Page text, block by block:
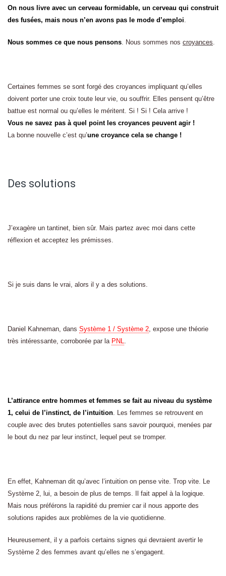
On nous livre avec un cerveau formidable, un cerveau qui construit
des fusées, mais nous n’en avons pas le mode d’emploi.
Nous sommes ce que nous pensons. Nous sommes nos croyances.
Certaines femmes se sont forgé des croyances impliquant qu’elles
doivent porter une croix toute leur vie, ou souffrir. Elles pensent qu’être
battue est normal ou qu’elles le méritent. Si ! Si ! Cela arrive !
Vous ne savez pas à quel point les croyances peuvent agir !
La bonne nouvelle c’est qu’une croyance cela se change !
Des solutions
J’exagère un tantinet, bien sûr. Mais partez avec moi dans cette
réflexion et acceptez les prémisses.
Si je suis dans le vrai, alors il y a des solutions.
Daniel Kahneman, dans Système 1 / Système 2, expose une théorie
très intéressante, corroborée par la PNL.
L’attirance entre hommes et femmes se fait au niveau du système
1, celui de l’instinct, de l’intuition. Les femmes se retrouvent en
couple avec des brutes potentielles sans savoir pourquoi, menées par
le bout du nez par leur instinct, lequel peut se tromper.
En effet, Kahneman dit qu’avec l’intuition on pense vite. Trop vite. Le
Système 2, lui, a besoin de plus de temps. Il fait appel à la logique.
Mais nous préférons la rapidité du premier car il nous apporte des
solutions rapides aux problèmes de la vie quotidienne.
Heureusement, il y a parfois certains signes qui devraient avertir le
Système 2 des femmes avant qu’elles ne s’engagent.